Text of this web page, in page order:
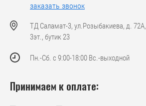
заказать звонок
ТД Саламат-3, ул.Розыбакиева, д. 72А,
3эт., бутик 23
Пн.-Cб. с 9:00-18:00 Вс.-выходной
Принимаем к оплате: